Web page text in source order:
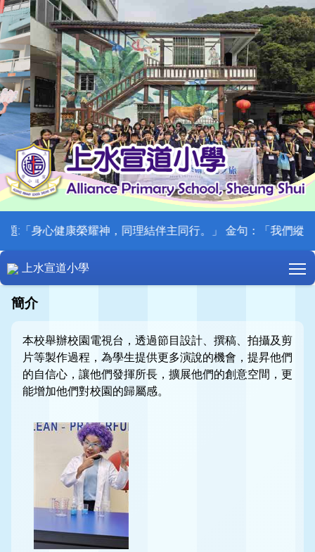
:「身心健康榮耀神，同理結伴主同行。」 金句：「我們縱然
上水宣道小學
簡介
本校舉辦校園電視台，透過節目設計、撰稿、拍攝及剪
片等製作過程，為學生提供更多演說的機會，提昇他們
的自信心，讓他們發揮所長，擴展他們的創意空間，更
能增加他們對校園的歸屬感。